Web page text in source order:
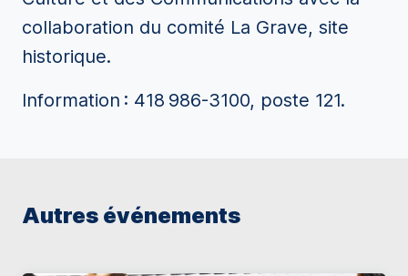
collaboration du comité La Grave, site
historique.
Information : 418 986-3100, poste 121.
Autres événements